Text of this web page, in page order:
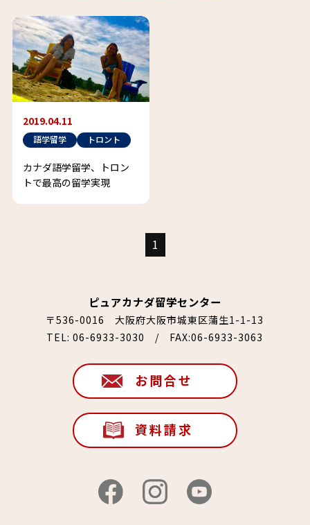
2019.04.11
語学留学 トロント
カナダ語学留学、トロン
トで最高の留学実現
1
ピュアカナダ留学センター
〒536-0016 大阪府大阪市城東区蒲生1-1-13
TEL:06-6933-3030 / FAX:06-6933-3063
お問合せ
資料請求